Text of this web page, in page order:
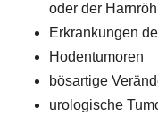
oder der
Erkrankungen
Hodentumoren
bösartige
urologische